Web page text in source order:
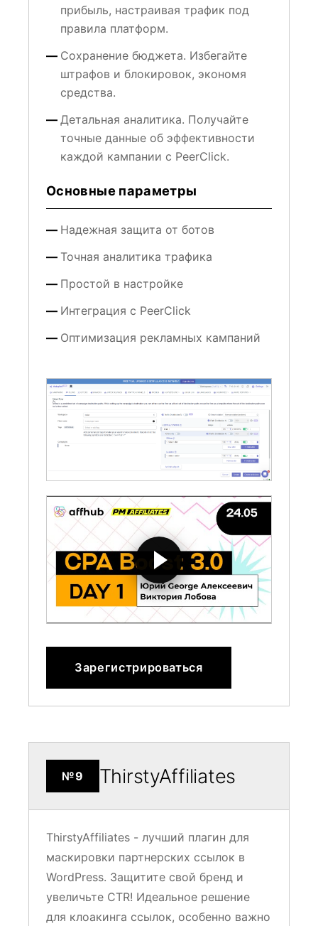
прибыль, настраивая трафик под
правила платформ.
Сохранение бюджета. Избегайте
штрафов и блокировок, экономя
средства.
Детальная аналитика. Получайте
точные данные об эффективности
каждой кампании с PeerClick.
Основные параметры
Надежная защита от ботов
Точная аналитика трафика
Простой в настройке
Интеграция с PeerClick
Оптимизация рекламных кампаний
Зарегистрироваться
№9 ThirstyAffiliates
ThirstyAffiliates - лучший плагин для
маскировки партнерских ссылок в
WordPress. Защитите свой бренд и
увеличьте CTR! Идеальное решение
для клоакинга ссылок, особенно важно